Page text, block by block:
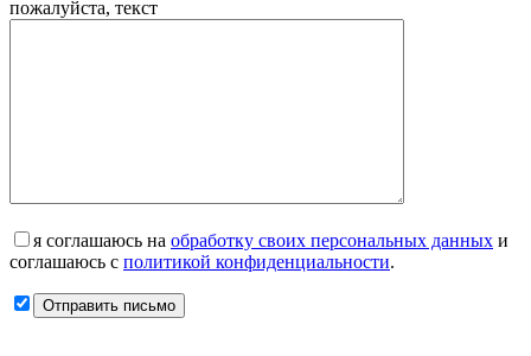
пожалуйста, текст
я соглашаюсь на обработку своих персональных данных и
соглашаюсь с политикой конфиденциальности.